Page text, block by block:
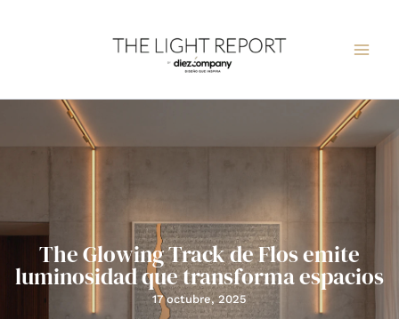
The Glowing Track de Flos emite
luminosidad que transforma espacios
17 octubre, 2025